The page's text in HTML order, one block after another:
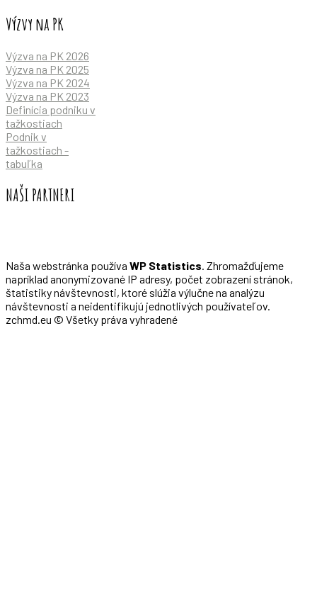
Výzvy na PK
Výzva na PK 2026
Výzva na PK 2025
Výzva na PK 2024
Výzva na PK 2023
Definícia podniku v
tažkostiach
Podnik v
tažkostiach -
tabuľka
NAŠI PARTNERI
Naša webstránka používa WP Statistics. Zhromažďujeme
napríklad anonymizované IP adresy, počet zobrazení stránok,
štatistiky návštevnosti, ktoré slúžia výlučne na analýzu
návštevnosti a neidentifikujú jednotlivých používateľov.
zchmd.eu © Všetky práva vyhradené